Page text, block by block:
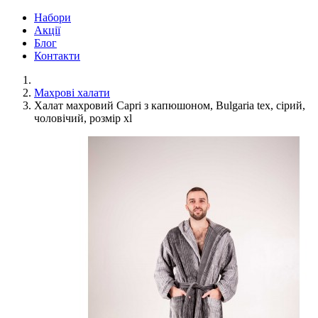
Набори
Акції
Блог
Контакти
Махрові халати
Халат махровий Сapri з капюшоном, Bulgaria tex, сірий,
чоловічий, розмір xl